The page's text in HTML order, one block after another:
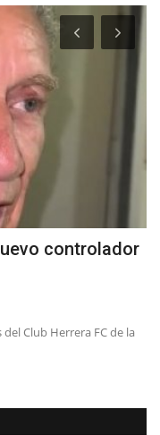
controlador
Club Herrera FC de la